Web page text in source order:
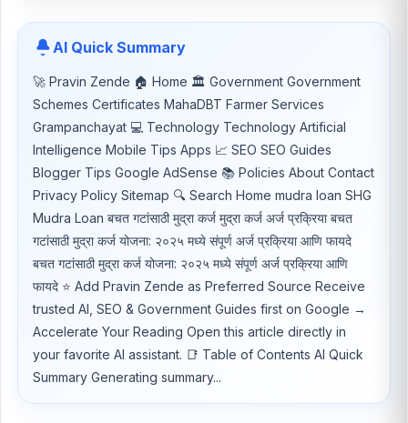
AI Quick Summary
🚀 Pravin Zende 🏠 Home 🏛 Government Government
Schemes Certificates MahaDBT Farmer Services
Grampanchayat 💻 Technology Technology Artificial
Intelligence Mobile Tips Apps 📈 SEO SEO Guides
Blogger Tips Google AdSense 📚 Policies About Contact
Privacy Policy Sitemap 🔍 Search Home mudra loan SHG
Mudra Loan बचत गटांसाठी मुद्रा कर्ज मुद्रा कर्ज अर्ज प्रक्रिया बचत
गटांसाठी मुद्रा कर्ज योजना: २०२५ मध्ये संपूर्ण अर्ज प्रक्रिया आणि फायदे
बचत गटांसाठी मुद्रा कर्ज योजना: २०२५ मध्ये संपूर्ण अर्ज प्रक्रिया आणि
फायदे ⭐ Add Pravin Zende as Preferred Source Receive
trusted AI, SEO & Government Guides first on Google →
Accelerate Your Reading Open this article directly in
your favorite AI assistant. 📑 Table of Contents AI Quick
Summary Generating summary...